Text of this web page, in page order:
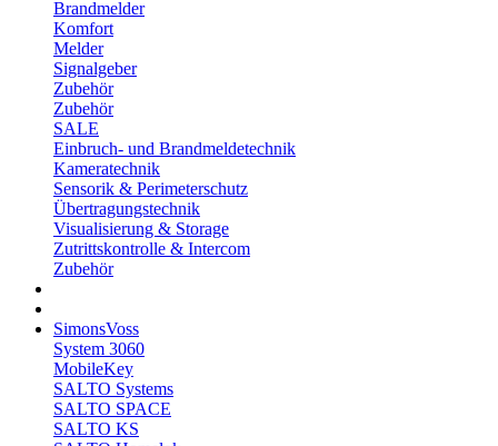
Brandmelder
Komfort
Melder
Signalgeber
Zubehör
Zubehör
SALE
Einbruch- und Brandmeldetechnik
Kameratechnik
Sensorik & Perimeterschutz
Übertragungstechnik
Visualisierung & Storage
Zutrittskontrolle & Intercom
Zubehör
SimonsVoss
System 3060
MobileKey
SALTO Systems
SALTO SPACE
SALTO KS